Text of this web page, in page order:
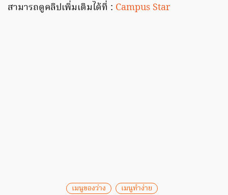
สามารถดูคลิปเพิ่มเติมได้ที่ : Campus Star
เมนูของว่าง เมนูทำง่าย